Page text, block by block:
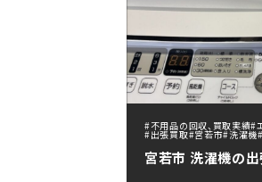
#不用品の回収、買取実績#
#出張買取#宮若市#洗濯機
宮若市 洗濯機の